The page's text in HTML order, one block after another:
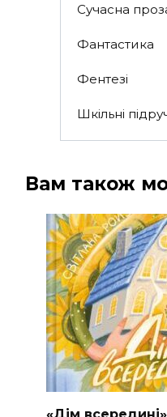
Сучасна
Фантастика
Фентезі
Шкільні
Вам також